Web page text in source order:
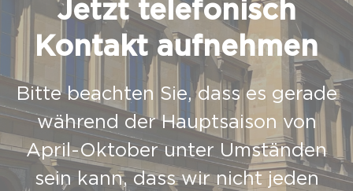
Jetzt telefonisch
Kontakt aufnehmen
Bitte beachten Sie, dass es gerade
während der Hauptsaison von
April-Oktober unter Umständen
sein kann, dass wir nicht jeden